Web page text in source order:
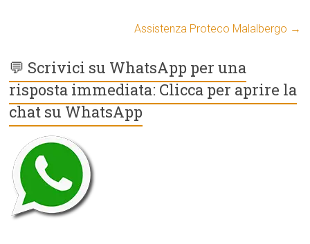
Assistenza Proteco Malalbergo →
💬 Scrivici su WhatsApp per una
risposta immediata: Clicca per aprire la
chat su WhatsApp